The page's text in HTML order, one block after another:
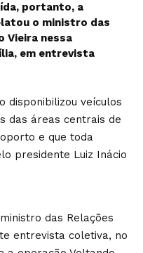
portanto, a
o ministro das
Vieira nessa
em entrevista
disponibilizou veículos
das áreas centrais de
e que toda
presidente Luiz Inácio